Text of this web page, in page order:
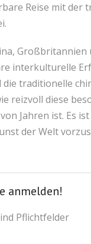
Reise mit der
Großbritannien
interkulturelle
traditionelle
reizvoll diese
Jahren ist. Es
der Welt
anmelden!
Pflichtfelder